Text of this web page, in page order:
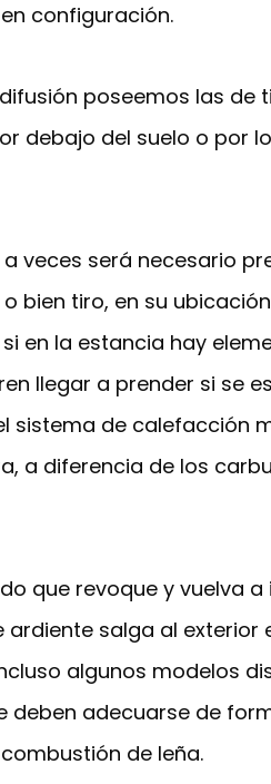
configuración.
poseemos las de
debajo del suelo o por
veces será necesario
bien tiro, en su
en la estancia hay
llegar a prender si se
sistema de calefacción
a diferencia de los
que revoque y vuelva
salga al exterior
algunos modelos
deben adecuarse de
de leña.